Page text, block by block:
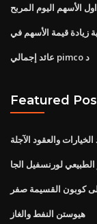
الأسهم اليوم المربح
عائد إجمالي pimco د
Featured
والعقود الآجلة
الطبيعي لورنسفيل الجا
كوبون القسيمة صفر
هيوستن النفط والغاز